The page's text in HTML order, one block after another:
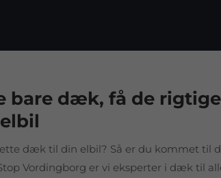
bare dæk, få de rigtige
dæk til din elbil? Så er du kommet til
Vordingborg er vi eksperter i dæk til